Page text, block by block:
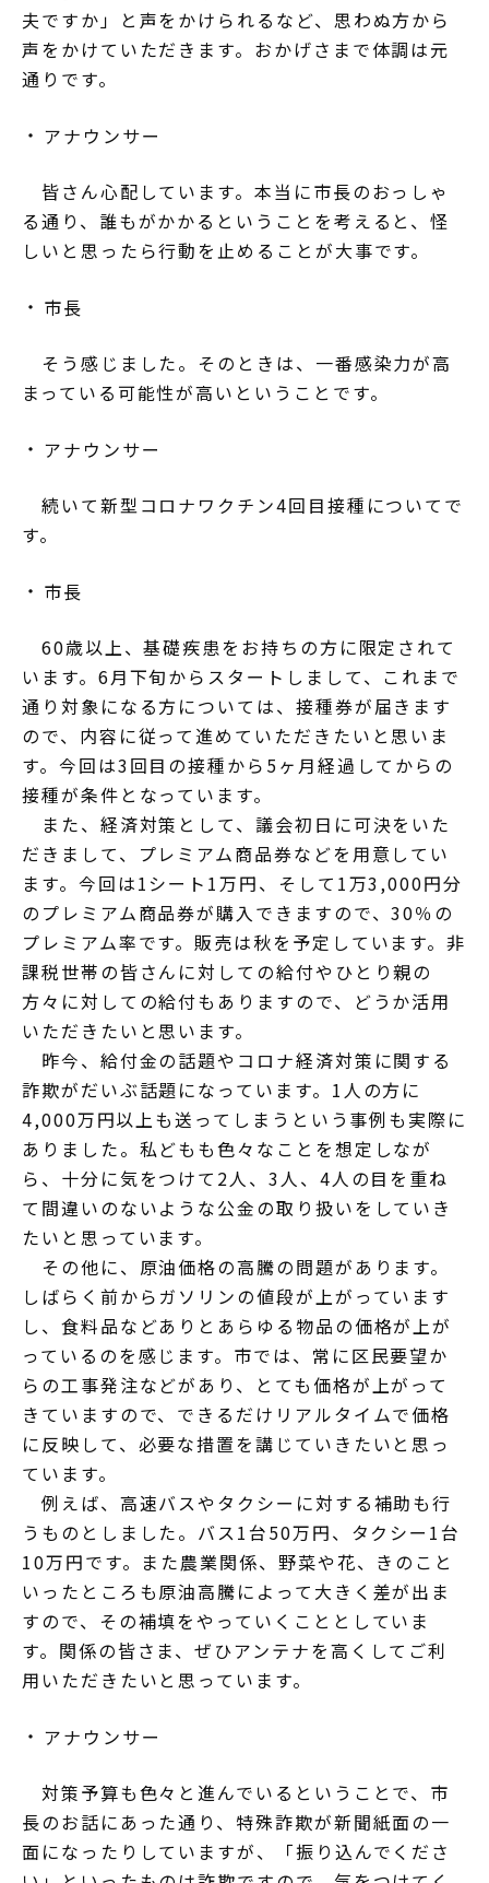
夫ですか」と声をかけられるなど、思わぬ方から
声をかけていただきます。おかげさまで体調は元
通りです。
アナウンサー
皆さん心配しています。本当に市長のおっしゃ
る通り、誰もがかかるということを考えると、怪
しいと思ったら行動を止めることが大事です。
市長
そう感じました。そのときは、一番感染力が高
まっている可能性が高いということです。
アナウンサー
続いて新型コロナワクチン4回目接種についてで
す。
市長
60歳以上、基礎疾患をお持ちの方に限定されて
います。6月下旬からスタートしまして、これまで
通り対象になる方については、接種券が届きます
ので、内容に従って進めていただきたいと思いま
す。今回は3回目の接種から5ヶ月経過してからの
接種が条件となっています。
また、経済対策として、議会初日に可決をいた
だきまして、プレミアム商品券などを用意してい
ます。今回は1シート1万円、そして1万3,000円分
のプレミアム商品券が購入できますので、30％の
プレミアム率です。販売は秋を予定しています。非
課税世帯の皆さんに対しての給付やひとり親の
方々に対しての給付もありますので、どうか活用
いただきたいと思います。
昨今、給付金の話題やコロナ経済対策に関する
詐欺がだいぶ話題になっています。1人の方に
4,000万円以上も送ってしまうという事例も実際に
ありました。私どもも色々なことを想定しなが
ら、十分に気をつけて2人、3人、4人の目を重ね
て間違いのないような公金の取り扱いをしていき
たいと思っています。
その他に、原油価格の高騰の問題があります。
しばらく前からガソリンの値段が上がっています
し、食料品などありとあらゆる物品の価格が上が
っているのを感じます。市では、常に区民要望か
らの工事発注などがあり、とても価格が上がって
きていますので、できるだけリアルタイムで価格
に反映して、必要な措置を講じていきたいと思っ
ています。
例えば、高速バスやタクシーに対する補助も行
うものとしました。バス1台50万円、タクシー1台
10万円です。また農業関係、野菜や花、きのこと
いったところも原油高騰によって大きく差が出ま
すので、その補填をやっていくこととしていま
す。関係の皆さま、ぜひアンテナを高くしてご利
用いただきたいと思っています。
アナウンサー
対策予算も色々と進んでいるということで、市
長のお話にあった通り、特殊詐欺が新聞紙面の一
面になったりしていますが、「振り込んでくださ